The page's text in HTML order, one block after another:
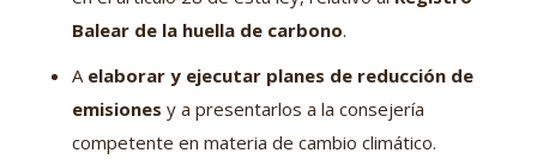
Balear de la huella de carbono.
A elaborar y ejecutar planes de reducción de
emisiones y a presentarlos a la consejería
competente en materia de cambio climático.